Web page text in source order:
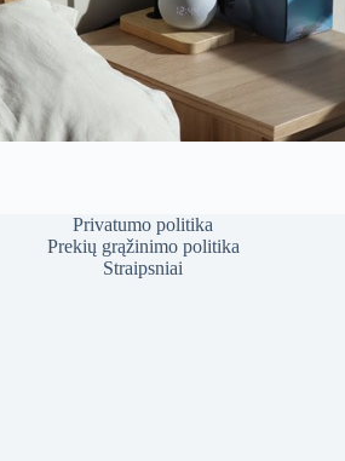
Privatumo politika
Prekių grąžinimo politika
Straipsniai